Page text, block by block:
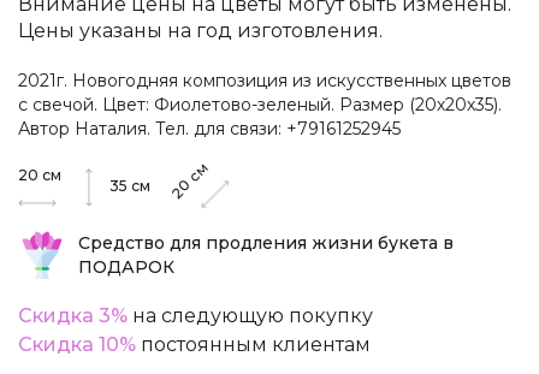
Цены указаны на год изготовления.
2021г. Новогодняя композиция из искусственных цветов
с свечой. Цвет: Фиолетово-зеленый. Размер (20х20х35).
Автор Наталия. Тел. для связи: +79161252945
20 см
35 см 20
см
Средство для продления жизни букета в
ПОДАРОК
Скидка 3% на следующую покупку
Скидка 10% постоянным клиентам